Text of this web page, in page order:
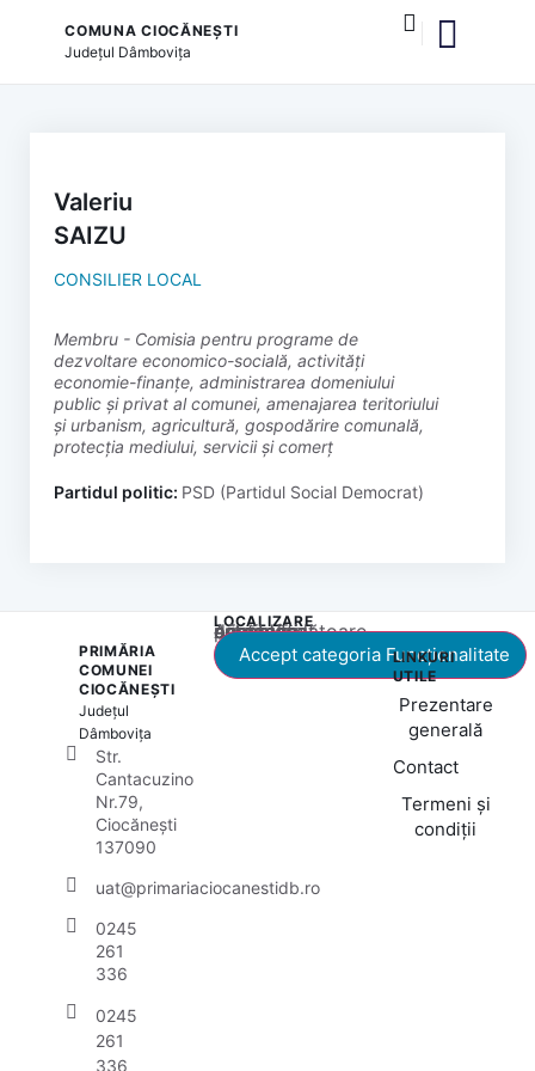
COMUNA CIOCĂNEȘTI
Județul Dâmbovița
Valeriu
SAIZU
CONSILIER LOCAL
membru - Comisia pentru programe de
dezvoltare economico-socială, activități
economie-finanțe, administrarea domeniului
public și privat al comunei, amenajarea teritoriului
și urbanism, agricultură, gospodărire comunală,
protecția mediului, servicii și comerț
Partidul politic: PSD (Partidul Social Democrat)
PRIMĂRIA
COMUNEI
CIOCĂNEȘTI
Județul
Dâmbovița
Str.
Cantacuzino
Nr.79,
Ciocănești
137090
uat@primariaciocanestidb.ro
0245
261
336
0245
261
336
LOCALIZARE
Acest conținut este blocat până când acceptați categoria corespunzătoare de cookie-uri.
Accept categoria Funcționalitate
LINKURI
UTILE
Prezentare
generală
Contact
Termeni și
condiții